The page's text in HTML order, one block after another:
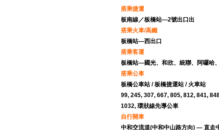
搭乘捷運
板南線／板橋站—2號出口出
搭乘火車/高鐵
板橋站—西出口
搭乘客運
板橋站—國光、和欣、統聯、阿囉哈
搭乘公車
板橋公車站 / 板橋捷運站 / 火車站
99, 245, 307, 667, 805, 812, 841,
1032, 環狀線先導公車
自行開車
中和交流道(中和中山路方向) — 直